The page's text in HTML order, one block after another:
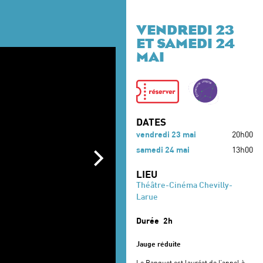
VENDREDI 23
ET SAMEDI 24
MAI
DATES
vendredi 23 mai
20h00
samedi 24 mai
13h00
LIEU
Théâtre-Cinéma Chevilly-
Larue
Durée 2h
Jauge réduite